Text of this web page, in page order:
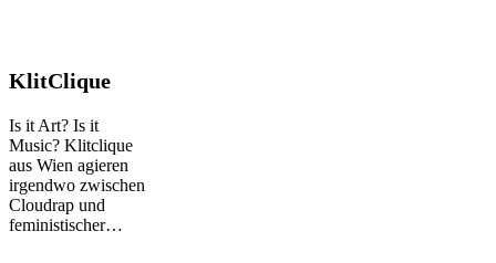
KlitClique
KlitClique
Is it Art? Is it
Music? Klitclique
aus Wien agieren
irgendwo zwischen
Cloudrap und
feministischer…